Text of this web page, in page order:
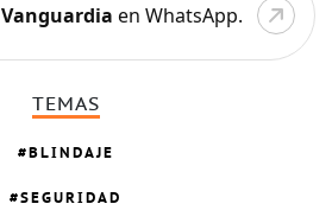
Vanguardia en WhatsApp.
TEMAS
BLINDAJE
SEGURIDAD